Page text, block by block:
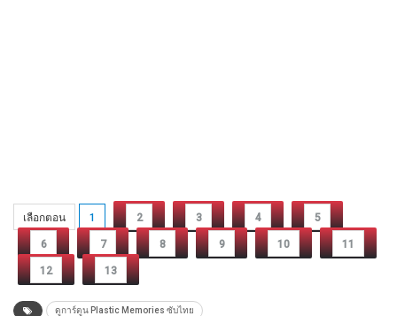
เลือกตอน 1 2 3 4 5
6 7 8 9 10 11
12 13
ดูการ์ตูน Plastic Memories ซับไทย